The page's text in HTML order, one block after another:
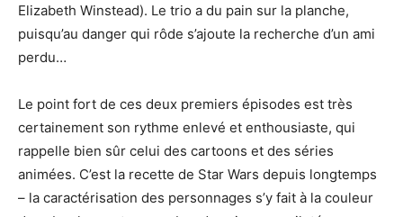
Elizabeth Winstead). Le trio a du pain sur la planche,
puisqu’au danger qui rôde s’ajoute la recherche d’un ami
perdu…
Le point fort de ces deux premiers épisodes est très
certainement son rythme enlevé et enthousiaste, qui
rappelle bien sûr celui des cartoons et des séries
animées. C’est la recette de Star Wars depuis longtemps
– la caractérisation des personnages s’y fait à la couleur